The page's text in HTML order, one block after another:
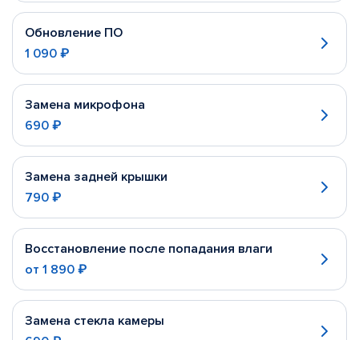
Обновление ПО
1 090 ₽
Замена микрофона
690 ₽
Замена задней крышки
790 ₽
Восстановление после попадания влаги
от 1 890 ₽
Замена стекла камеры